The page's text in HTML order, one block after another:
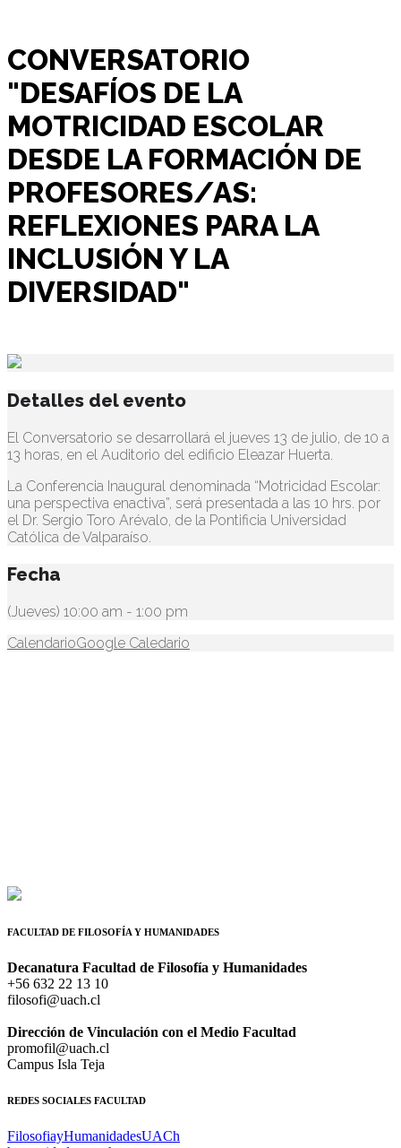
CONVERSATORIO
"DESAFÍOS DE LA
MOTRICIDAD ESCOLAR
DESDE LA FORMACIÓN DE
PROFESORES/AS:
REFLEXIONES PARA LA
INCLUSIÓN Y LA
DIVERSIDAD"
Detalles del evento
El Conversatorio se desarrollará el jueves 13 de julio, de 10 a
13 horas, en el Auditorio del edificio Eleazar Huerta.
La Conferencia Inaugural denominada “Motricidad Escolar:
una perspectiva enactiva”, será presentada a las 10 hrs. por
el Dr. Sergio Toro Arévalo, de la Pontificia Universidad
Católica de Valparaíso.
Fecha
(Jueves) 10:00 am - 1:00 pm
CalendarioGoogle Caledario
FACULTAD DE FILOSOFÍA Y HUMANIDADES
Decanatura Facultad de Filosofía y Humanidades
+56 632 22 13 10
filosofi@uach.cl
Dirección de Vinculación con el Medio Facultad
promofil@uach.cl
Campus Isla Teja
REDES SOCIALES FACULTAD
FilosofiayHumanidadesUACh